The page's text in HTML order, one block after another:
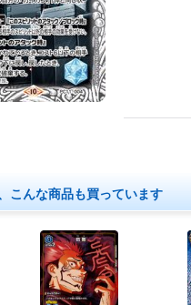
こんな商品も買っています